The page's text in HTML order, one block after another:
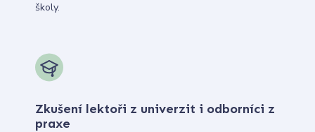
školy.
Zkušení lektoři z univerzit i odborníci z
praxe